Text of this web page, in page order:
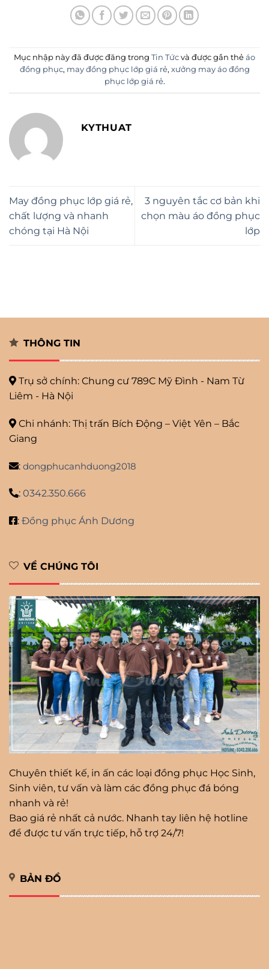
Mục nhập này đã được đăng trong Tin Tức và được gắn thẻ áo
đồng phục, may đồng phục lớp giá rẻ, xưởng may áo đồng
phục lớp giá rẻ.
KYTHUAT
May đồng phục lớp giá rẻ,
chất lượng và nhanh
chóng tại Hà Nội
3 nguyên tắc cơ bản khi
chọn màu áo đồng phục
lớp
THÔNG TIN
Trụ sở chính: Chung cư 789C Mỹ Đình - Nam Từ
Liêm - Hà Nội
Chi nhánh: Thị trấn Bích Động – Việt Yên – Bắc
Giang
: dongphucanhduong2018
: 0342.350.666
: Đồng phục Ánh Dương
VỀ CHÚNG TÔI
Chuyên thiết kế, in ấn các loại đồng phục Học Sinh,
Sinh viên, tư vấn và làm các đồng phục đá bóng
nhanh và rẻ!
Bao giá rẻ nhất cả nước. Nhanh tay liên hệ hotline
để được tư vấn trực tiếp, hỗ trợ 24/7!
BẢN ĐỒ